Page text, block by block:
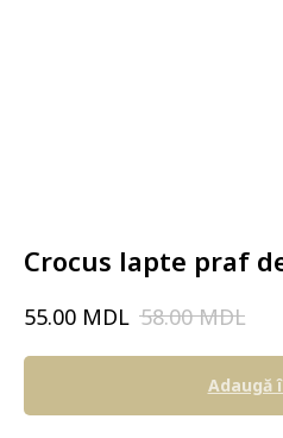
Crocus lapte praf
55.00 MDL 58.00 MDL
Adaugă